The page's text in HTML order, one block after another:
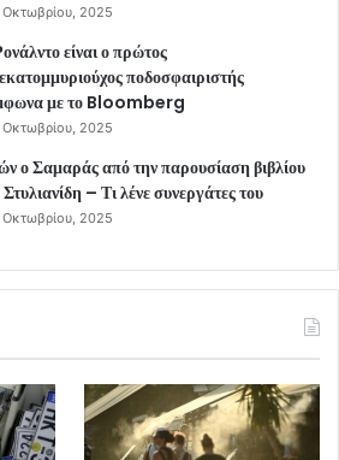
2025
είναι ο πρώτος
ποδοσφαιριστής
με το Bloomberg
2025
ο Σαμαράς από την παρουσίαση βιβλίου
– Τι λένε συνεργάτες του
2025